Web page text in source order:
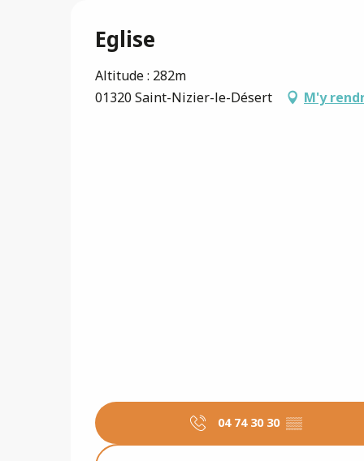
Eglise
Altitude : 282m
01320 Saint-Nizier-le-Désert
M'y
04 74 30 30 ▒▒